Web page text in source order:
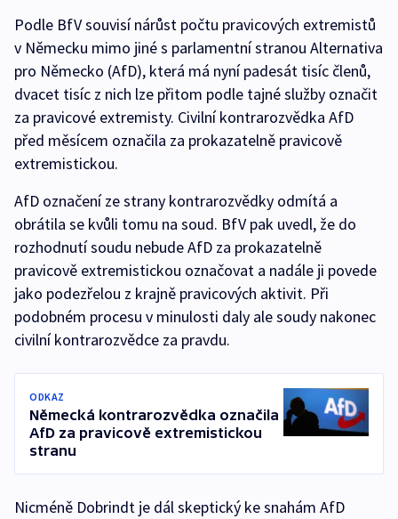
Podle BfV souvisí nárůst počtu pravicových extremistů
v Německu mimo jiné s parlamentní stranou Alternativa
pro Německo (AfD), která má nyní padesát tisíc členů,
dvacet tisíc z nich lze přitom podle tajné služby označit
za pravicové extremisty. Civilní kontrarozvědka AfD
před měsícem označila za prokazatelně pravicově
extremistickou.
AfD označení ze strany kontrarozvědky odmítá a
obrátila se kvůli tomu na soud. BfV pak uvedl, že do
rozhodnutí soudu nebude AfD za prokazatelně
pravicově extremistickou označovat a nadále ji povede
jako podezřelou z krajně pravicových aktivit. Při
podobném procesu v minulosti daly ale soudy nakonec
civilní kontrarozvědce za pravdu.
ODKAZ
Německá kontrarozvědka označila
AfD za pravicově extremistickou
stranu
Nicméně Dobrindt je dál skeptický ke snahám AfD